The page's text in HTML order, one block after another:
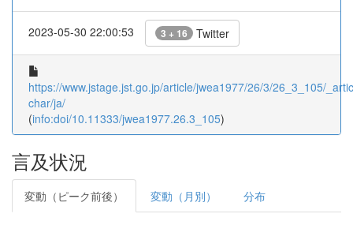
2023-05-30 22:00:53 3 + 16 Twitter
https://www.jstage.jst.go.jp/article/jwea1977/26/3/26_3_105/
char/ja/
(info:doi/10.11333/jwea1977.26.3_105)
言及状況
変動（ピーク前後） 変動（月別） 分布